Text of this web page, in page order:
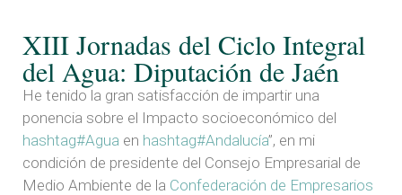
XIII Jornadas del Ciclo Integral
del Agua: Diputación de Jaén
He tenido la gran satisfacción de impartir una
ponencia sobre el Impacto socioeconómico del
hashtag#Agua en hashtag#Andalucía”, en mi
condición de presidente del Consejo Empresarial de
Medio Ambiente de la Confederación de Empresarios